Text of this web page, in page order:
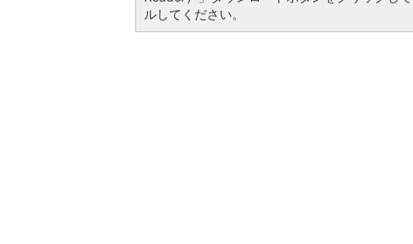
ルしてください。